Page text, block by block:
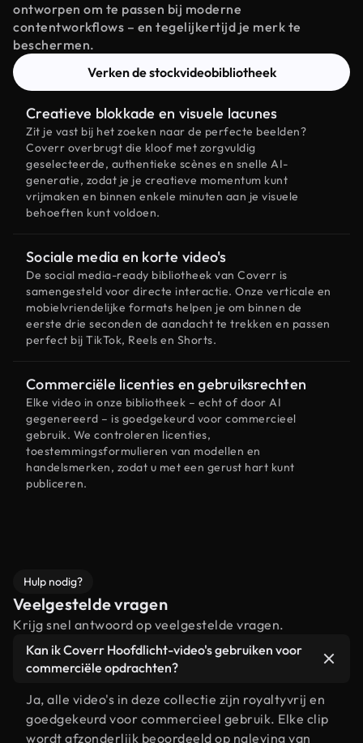
ontworpen om te passen bij moderne
contentworkflows – en tegelijkertijd je merk te
beschermen.
Verken de stockvideobibliotheek
Creatieve blokkade en visuele lacunes
Zit je vast bij het zoeken naar de perfecte beelden?
Coverr overbrugt die kloof met zorgvuldig
geselecteerde, authentieke scènes en snelle AI-
generatie, zodat je je creatieve momentum kunt
vrijmaken en binnen enkele minuten aan je visuele
behoeften kunt voldoen.
Sociale media en korte video's
De social media-ready bibliotheek van Coverr is
samengesteld voor directe interactie. Onze verticale en
mobielvriendelijke formats helpen je om binnen de
eerste drie seconden de aandacht te trekken en passen
perfect bij TikTok, Reels en Shorts.
Commerciële licenties en gebruiksrechten
Elke video in onze bibliotheek – echt of door AI
gegenereerd – is goedgekeurd voor commercieel
gebruik. We controleren licenties,
toestemmingsformulieren van modellen en
handelsmerken, zodat u met een gerust hart kunt
publiceren.
Hulp nodig?
Veelgestelde vragen
Krijg snel antwoord op veelgestelde vragen.
Kan ik Coverr Hoofdlicht-video's gebruiken voor
commerciële opdrachten?
Ja, alle video's in deze collectie zijn royaltyvrij en
goedgekeurd voor commercieel gebruik. Elke clip
wordt afzonderlijk beoordeeld op naleving van